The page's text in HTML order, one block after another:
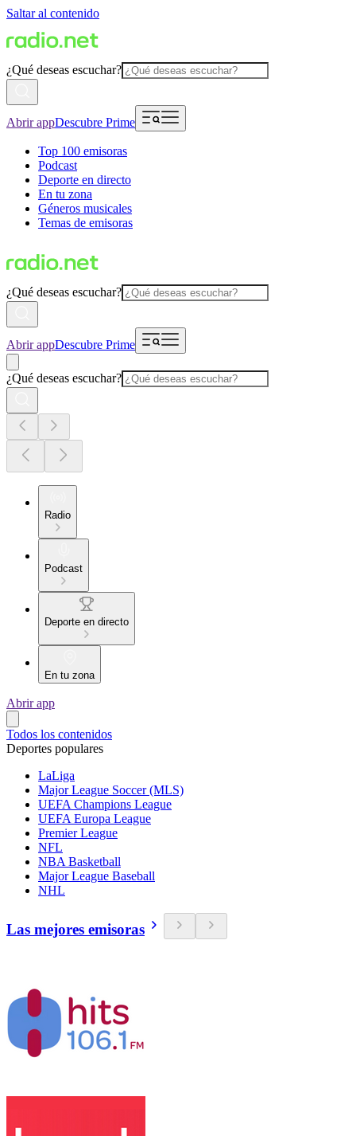
Saltar al contenido
¿Qué deseas escuchar?
Abrir appDescubre Prime
Top 100 emisoras
Podcast
Deporte en directo
En tu zona
Géneros musicales
Temas de emisoras
¿Qué deseas escuchar?
Abrir appDescubre Prime
¿Qué deseas escuchar?
Radio
Podcast
Deporte en directo
En tu zona
Abrir app
Todos los contenidos
Deportes populares
LaLiga
Major League Soccer (MLS)
UEFA Champions League
UEFA Europa League
Premier League
NFL
NBA Basketball
Major League Baseball
NHL
Las mejores emisoras